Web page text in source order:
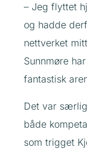
– Jeg flyttet
og hadde
nettverket
Sunnmøre
fantastisk
Det var
både
som trigget